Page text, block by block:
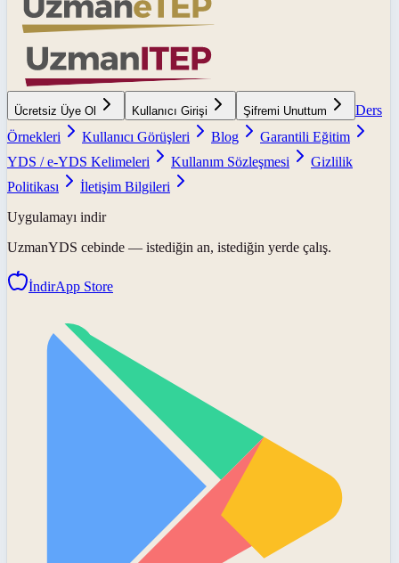
Ücretsiz Üye Ol Kullanıcı Girişi Şifremi Unuttum
Ders
Örnekleri
Kullanıcı Görüşleri Blog
Garantili Eğitim
YDS / e-YDS Kelimeleri
Kullanım Sözleşmesi
Gizlilik
Politikası
İletişim Bilgileri
Uygulamayı indir
UzmanYDS cebinde — istediğin an, istediğin yerde çalış.
İndirApp Store